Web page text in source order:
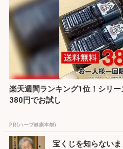
楽天週間ランキング1位！シリー
380円でお試し
PR(ハーブ健康本舗)
宝くじを知らない